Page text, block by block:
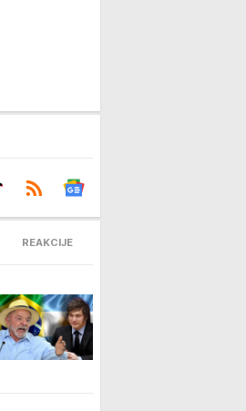
REAKCIJE